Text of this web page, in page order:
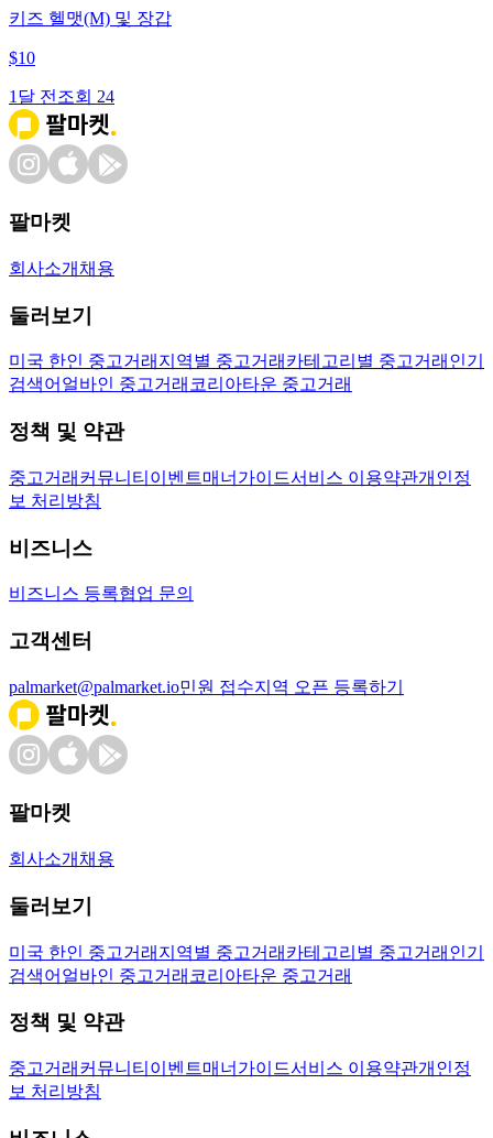
키즈 헬맷(M) 및 장갑
$10
1달 전 조회 24
팔마켓
회사소개 채용
둘러보기
미국 한인 중고거래 지역별 중고거래 카테고리별 중고거래 인기
검색어 얼바인 중고거래 코리아타운 중고거래
정책 및 약관
중고거래 커뮤니티 이벤트매너가이드서비스 이용약관개인정
보 처리방침
비즈니스
비즈니스 등록협업 문의
고객센터
palmarket@palmarket.io민원 접수지역 오픈 등록하기
팔마켓
회사소개 채용
둘러보기
미국 한인 중고거래 지역별 중고거래 카테고리별 중고거래 인기
검색어 얼바인 중고거래 코리아타운 중고거래
정책 및 약관
중고거래 커뮤니티 이벤트매너가이드서비스 이용약관개인정
보 처리방침